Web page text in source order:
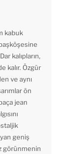
kabuk
kalıpların,
kalır. Özgür
ve aynı
ön
jean
geniş
görünmenin